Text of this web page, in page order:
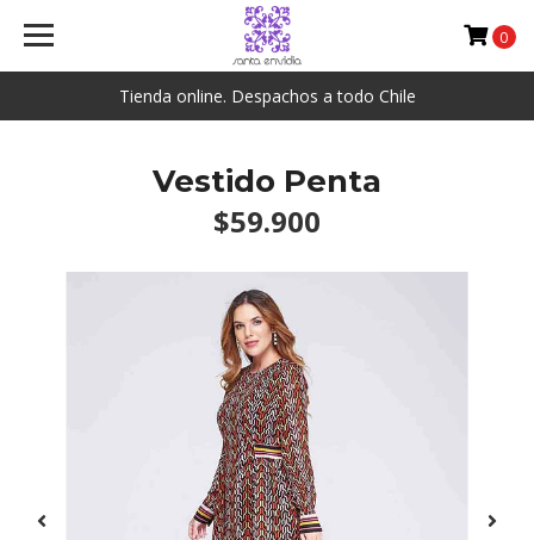
Tienda online. Despachos a todo Chile
0
Vestido Penta
$59.900